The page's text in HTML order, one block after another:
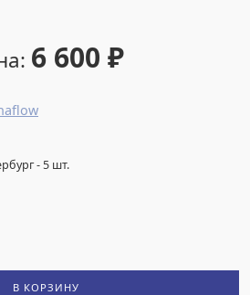
6 600 ₽
-5 шт.
В КОРЗИНУ